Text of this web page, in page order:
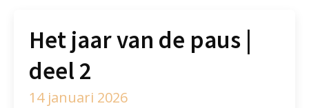
Het jaar van de paus |
deel 2
14 januari 2026